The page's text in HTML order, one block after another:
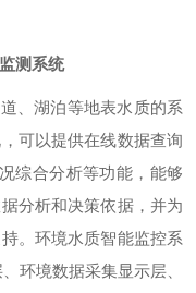
测系统
、湖泊等地表水质的系
可以提供在线数据查询
综合分析等功能，能够
分析和决策依据，并为
。环境水质智能监控系
环境数据采集显示层、